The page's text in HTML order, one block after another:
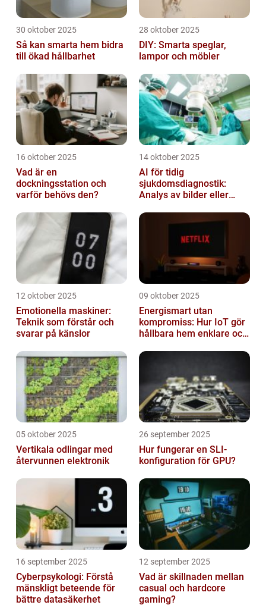
30 oktober 2025
Så kan smarta hem bidra
till ökad hållbarhet
28 oktober 2025
DIY: Smarta speglar,
lampor och möbler
16 oktober 2025
Vad är en
dockningsstation och
varför behövs den?
14 oktober 2025
AI för tidig
sjukdomsdiagnostik:
Analys av bilder eller
12 oktober 2025
Emotionella maskiner:
Teknik som förstår och
svarar på känslor
09 oktober 2025
Energismart utan
kompromiss: Hur IoT gör
hållbara hem enklare och
05 oktober 2025
Vertikala odlingar med
återvunnen elektronik
26 september 2025
Hur fungerar en SLI-
konfiguration för GPU?
16 september 2025
Cyberpsykologi: Förstå
mänskligt beteende för
bättre datasäkerhet
12 september 2025
Vad är skillnaden mellan
casual och hardcore
gaming?